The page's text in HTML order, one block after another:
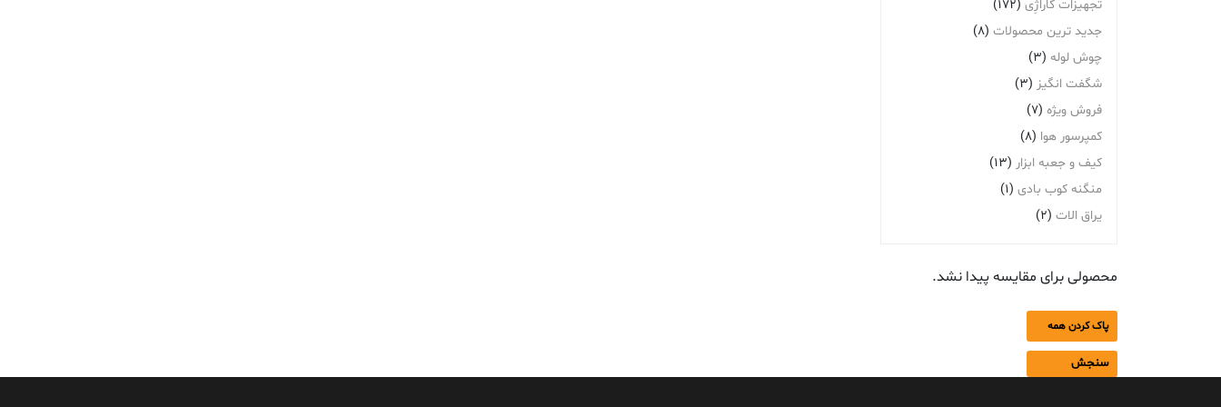
تجهیزات گاراژِی (172)
جدید ترین محصولات (8)
چوش لوله (3)
شگفت انگیز (3)
فروش ویژه (7)
کمپرسور هوا (8)
کیف و جعبه ابزار (13)
منگنه کوب بادی (1)
یراق الات (2)
محصولی برای مقایسه پیدا نشد.
پاک کردن همه
سنجش